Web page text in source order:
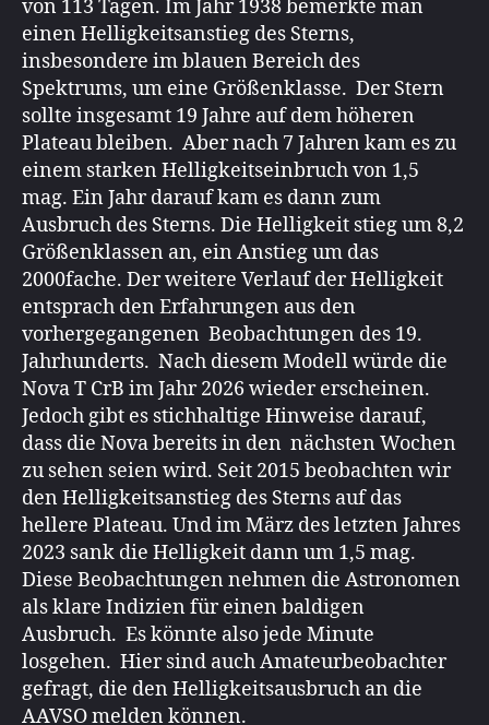
von 113 Tagen. Im Jahr 1938 bemerkte man
einen Helligkeitsanstieg des Sterns,
insbesondere im blauen Bereich des
Spektrums, um eine Größenklasse. Der Stern
sollte insgesamt 19 Jahre auf dem höheren
Plateau bleiben. Aber nach 7 Jahren kam es zu
einem starken Helligkeitseinbruch von 1,5
mag. Ein Jahr darauf kam es dann zum
Ausbruch des Sterns. Die Helligkeit stieg um 8,2
Größenklassen an, ein Anstieg um das
2000fache. Der weitere Verlauf der Helligkeit
entsprach den Erfahrungen aus den
vorhergegangenen Beobachtungen des 19.
Jahrhunderts. Nach diesem Modell würde die
Nova T CrB im Jahr 2026 wieder erscheinen.
Jedoch gibt es stichhaltige Hinweise darauf,
dass die Nova bereits in den nächsten Wochen
zu sehen seien wird. Seit 2015 beobachten wir
den Helligkeitsanstieg des Sterns auf das
hellere Plateau. Und im März des letzten Jahres
2023 sank die Helligkeit dann um 1,5 mag.
Diese Beobachtungen nehmen die Astronomen
als klare Indizien für einen baldigen
Ausbruch. Es könnte also jede Minute
losgehen. Hier sind auch Amateurbeobachter
gefragt, die den Helligkeitsausbruch an die
AAVSO melden können.